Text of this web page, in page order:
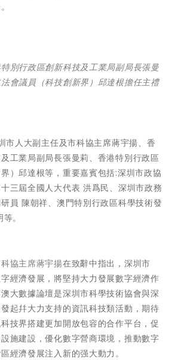
別行政區創新科技及工業局副局長張曼
會議員（科技創新界）邱達根擔任主禮
市人大副主任及市科協主席蔣宇揚、香
工業局副局長張曼莉、香港特別行政區
）邱達根等，重要嘉賓包括:深圳市政協
三屆全國人大代表 洪爲民、深圳市政務
員 陳朝祥、澳門特別行政區科學技術發
。
協主席蔣宇揚在致辭中指出，深圳市
經濟發展，將堅持大力發展數字經濟作
大數據論壇是深圳市科學技術協會與深
起幷大力支持的資訊科技類活動，期待
技界搭建更加開放包容的合作平台，促
施建設，優化數字營商環境，推動數字
經濟發展注入新的强大動力。